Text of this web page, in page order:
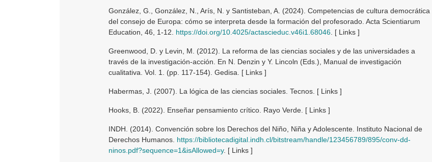
González, G., González, N., Arís, N. y Santisteban, A. (2024). Competencias de cultura democrática
del consejo de Europa: cómo se interpreta desde la formación del profesorado. Acta Scientiarum
Education, 46, 1-12. https://doi.org/10.4025/actascieduc.v46i1.68046 . [ Links ]
Greenwood, D. y Levin, M. (2012). La reforma de las ciencias sociales y de las universidades a
través de la investigación-acción. En N. Denzin y Y. Lincoln (Eds.), Manual de investigación
cualitativa. Vol. 1. (pp. 117-154). Gedisa. [ Links ]
Habermas, J. (2007). La lógica de las ciencias sociales. Tecnos. [ Links ]
Hooks, B. (2022). Enseñar pensamiento crítico. Rayo Verde. [ Links ]
INDH. (2014). Convención sobre los Derechos del Niño, Niña y Adolescente. Instituto Nacional de
Derechos Humanos. https://bibliotecadigital.indh.cl/bitstream/handle/123456789/895/conv-dd-
ninos.pdf?sequence=1&isAllowed=y. [ Links ]